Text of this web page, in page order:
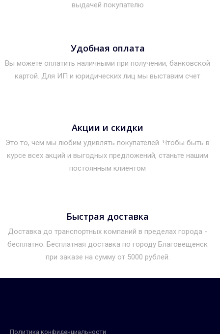
выдачей покупателю
Удобная оплата
Вы можете оплатить наличными при получении, банковской
картой. Для ИП и юридических лиц мы выставим счет
Акции и скидки
Это то, чем мы любим удивлять покупателей. Чтобы быть в
курсе всех акций и выгодных предложений, станьте нашим
постоянным клиентом
Быстрая доставка
Доставка до транспортных компаний в пределах города -
бесплатно. Бесплатная доставка по городу Благовещенск
при заказе на сумму от 5000 рублей.
Политика конфиденциальности